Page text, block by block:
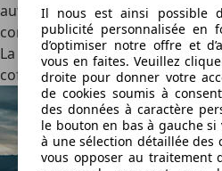
autonomie de 669 km (WLTP).
concession à faire pour ces
La ligne de toit fuyante du coupé
coffre de 781 à 534 litres.
Il nous est ainsi possible
publicité personnalisée en
d’optimiser notre offre et
vous en faites. Veuillez
droite pour donner votre
de cookies soumis à
des données à caractère
le bouton en bas à gauche
à une sélection détaillée des
vous opposer au traitement